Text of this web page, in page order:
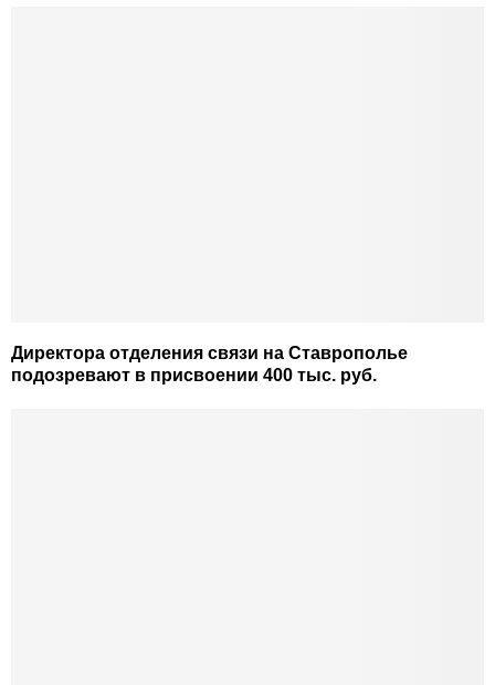
Директора отделения связи на Ставрополье
подозревают в присвоении 400 тыс. руб.